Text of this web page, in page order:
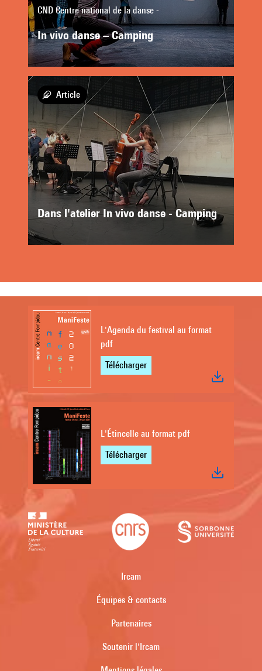
CND Centre national de la danse -
In vivo danse – Camping
Article
Dans l'atelier In vivo danse - Camping
L'Agenda du festival au format
pdf
Télécharger
L'Étincelle au format pdf
Télécharger
Ircam
Équipes & contacts
Partenaires
Soutenir l'Ircam